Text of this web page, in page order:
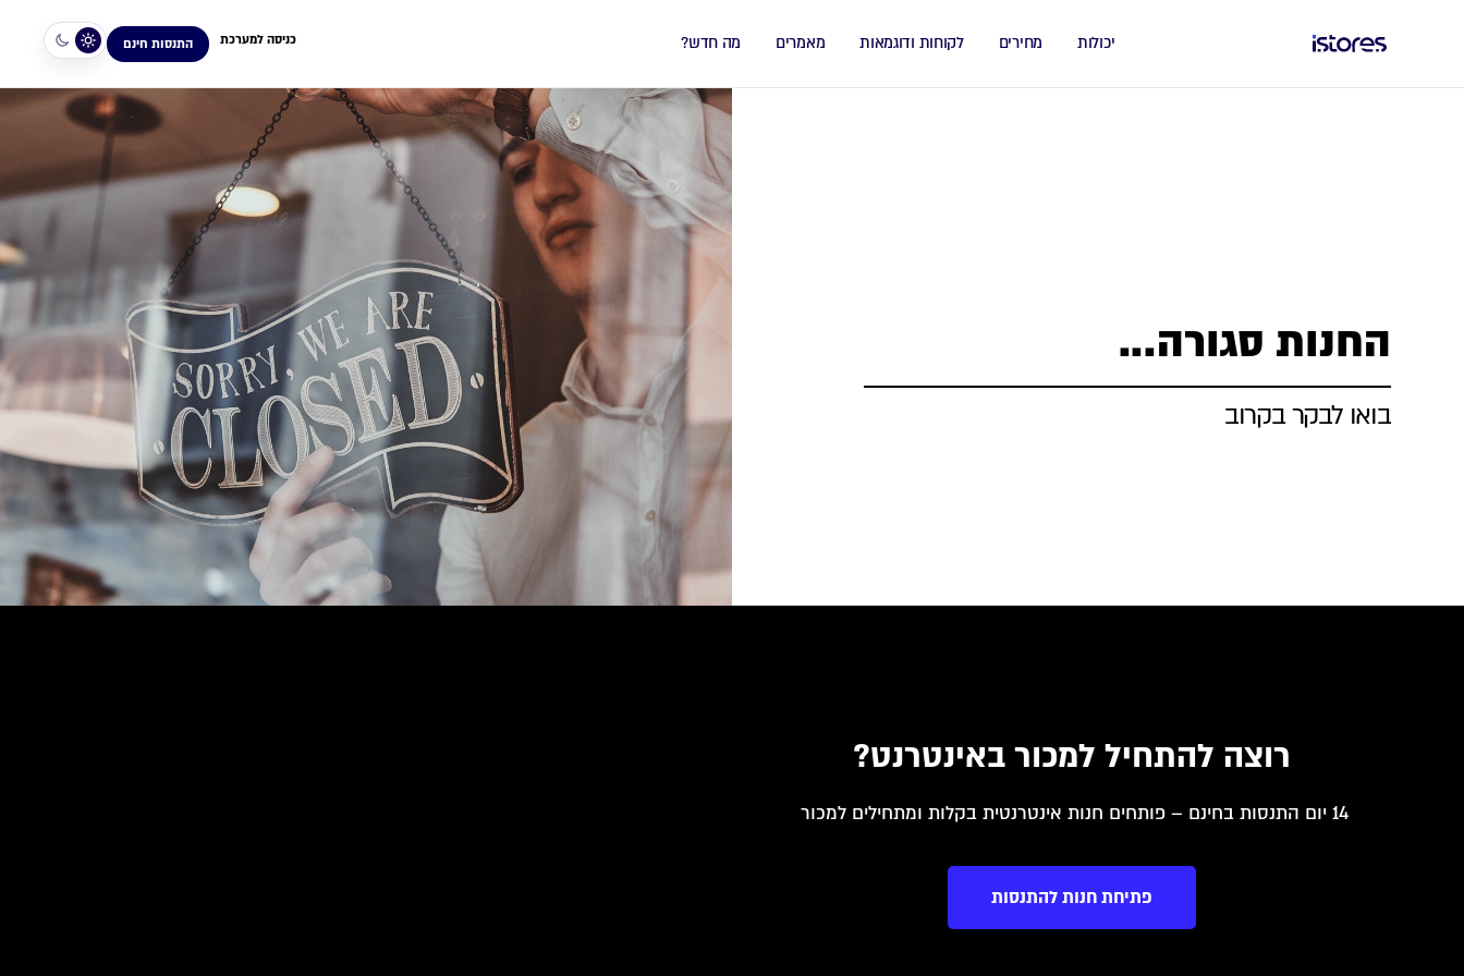
יכולות מחירים לקוחות ודוגמאות מאמרים מה חדש? התנסות חינם כניסה למערכת
החנות סגורה...
בואו לבקר בקרוב
רוצה להתחיל למכור באינטרנט?
14 יום התנסות בחינם – פותחים חנות אינטרנטית בקלות ומתחילים למכור
פתיחת חנות להתנסות